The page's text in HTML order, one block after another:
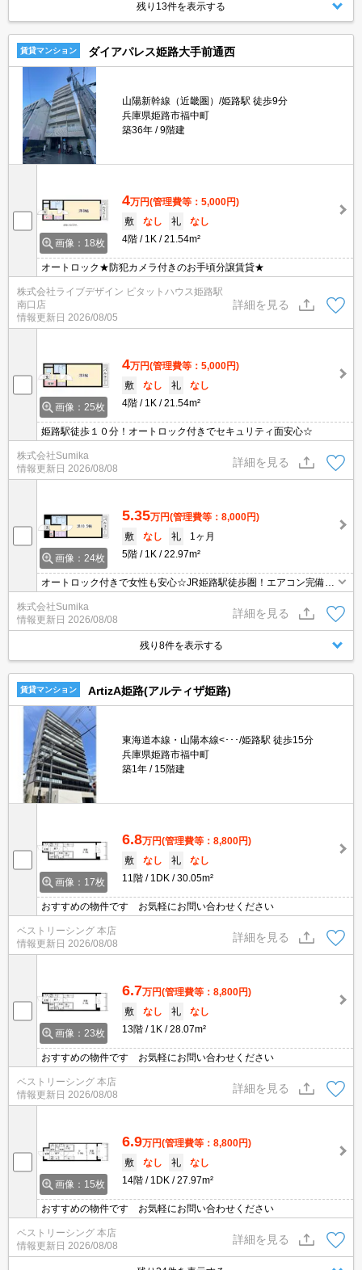
残り13件を表示する
賃貸マンション ダイアパレス姫路大手前通西
山陽新幹線（近畿圏）/姫路駅 徒歩9分
兵庫県姫路市福中町
築36年
9階建
画像：18枚
4万円(管理費等：5,000円)
敷
なし 礼
なし
4階
1K 21.54m²
オートロック★防犯カメラ付きのお手頃分譲賃貸★
株式会社ライブデザイン ピタットハウス姫路駅
南口店
情報更新日 2026/08/05
詳細を見る
画像：25枚
4万円(管理費等：5,000円)
敷
なし 礼
なし
4階
1K 21.54m²
姫路駅徒歩１０分！オートロック付きでセキュリティ面安心☆
株式会社Sumika
情報更新日 2026/08/08
詳細を見る
画像：24枚
5.35万円(管理費等：8,000円)
敷
なし 礼
1ヶ月
5階
1K 22.97m²
オートロック付きで女性も安心☆JR姫路駅徒歩圏！エアコン完備で
快適♪
株式会社Sumika
情報更新日 2026/08/08
詳細を見る
残り8件を表示する
賃貸マンション ArtizA姫路(アルティザ姫路)
東海道本線・山陽本線<･･･/姫路駅 徒歩15分
兵庫県姫路市福中町
築1年
15階建
画像：17枚
6.8万円(管理費等：8,800円)
敷
なし 礼
なし
11階
1DK 30.05m²
おすすめの物件です お気軽にお問い合わせください
ベストリーシング 本店
情報更新日 2026/08/08
詳細を見る
画像：23枚
6.7万円(管理費等：8,800円)
敷
なし 礼
なし
13階
1K 28.07m²
おすすめの物件です お気軽にお問い合わせください
ベストリーシング 本店
情報更新日 2026/08/08
詳細を見る
画像：15枚
6.9万円(管理費等：8,800円)
敷
なし 礼
なし
14階
1DK 27.97m²
おすすめの物件です お気軽にお問い合わせください
ベストリーシング 本店
情報更新日 2026/08/08
詳細を見る